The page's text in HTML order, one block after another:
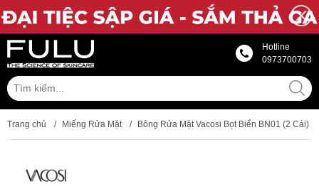
Hotline
0973700703
Trang chủ / Miếng Rửa Mặt / Bông Rửa Mặt Vacosi Bọt Biển BN01 (2 Cái)